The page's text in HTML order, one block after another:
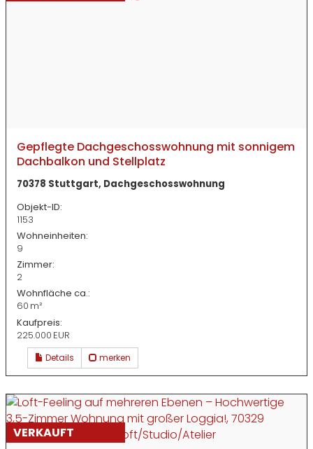
Gepflegte Dachgeschosswohnung mit sonnigem
Dachbalkon und Stellplatz
70378 Stuttgart, Dachgeschosswohnung
Objekt-ID:
1153
Wohneinheiten:
9
Zimmer:
2
Wohnfläche ca.:
60 m²
Kaufpreis:
225.000 EUR
Details merken
VERKAUFT